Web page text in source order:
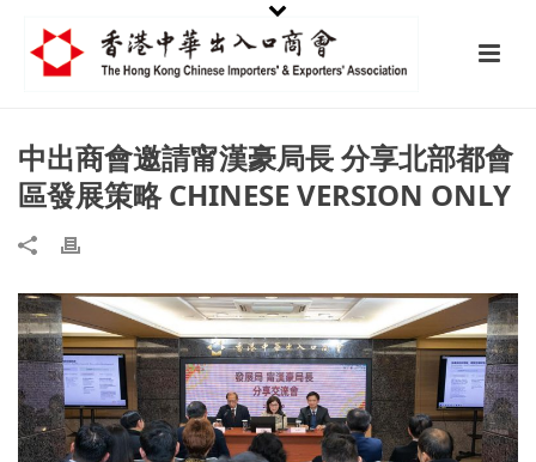
中出商會邀請甯漢豪局長 分享北部都會
區發展策略 CHINESE VERSION ONLY